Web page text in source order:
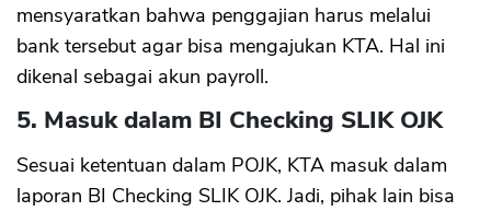
mensyaratkan bahwa penggajian harus melalui
bank tersebut agar bisa mengajukan KTA. Hal ini
dikenal sebagai akun payroll.
5. Masuk dalam BI Checking SLIK OJK
Sesuai ketentuan dalam POJK, KTA masuk dalam
laporan BI Checking SLIK OJK. Jadi, pihak lain bisa